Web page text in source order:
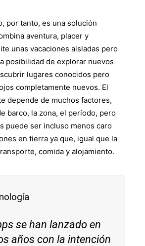
por tanto, es una solución
aventura, placer y
unas vacaciones aisladas pero
posibilidad de explorar nuevos
lugares conocidos pero
completamente nuevos. El
depende de muchos factores,
barco, la zona, el período, pero
puede ser incluso menos caro
en tierra ya que, igual que la
comida y alojamiento.
se han lanzado en
años con la intención